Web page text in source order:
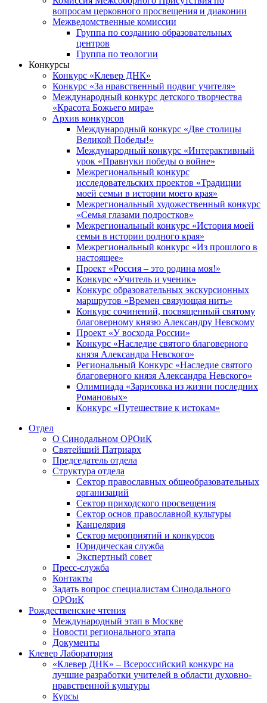
вопросам церковного просвещения и диаконии
Межведомственные комиссии
Группа по созданию образовательных
центров
Группа по теологии
Конкурсы
Конкурс «Клевер ДНК»
Конкурс «За нравственный подвиг учителя»
Международный конкурс детского творчества
«Красота Божьего мира»
Архив конкурсов
Международный конкурс «Две столицы
Великой Победы!»
Международный конкурс «Интерактивный
урок «Правнуки победы о войне»
Межрегиональный конкурс
исследовательских проектов «Традиции
моей семьи в истории моего края»
Межрегиональный художественный конкурс
«Семья глазами подростков»
Межрегиональный конкурс «История моей
семьи в истории родного края»
Межрегиональный конкурс «Из прошлого в
настоящее»
Проект «Россия – это родина моя!»
Конкурс «Учитель и ученик»
Конкурс образовательных экскурсионных
маршрутов «Времен связующая нить»
Конкурс сочинений, посвященный святому
благоверному князю Александру Невскому
Проект «У восхода России»
Конкурс «Наследие святого благоверного
князя Александра Невского»
Региональный Конкурс «Наследие святого
благоверного князя Александра Невского»
Олимпиада «Зарисовка из жизни последних
Романовых»
Конкурс «Путешествие к истокам»
Отдел
О Синодальном ОРОиК
Святейший Патриарх
Председатель отдела
Структура отдела
Сектор православных общеобразовательных
организаций
Сектор приходского просвещения
Сектор основ православной культуры
Канцелярия
Сектор мероприятий и конкурсов
Юридическая служба
Экспертный совет
Пресс-служба
Контакты
Задать вопрос специалистам Синодального
ОРОиК
Рождественские чтения
Международный этап в Москве
Новости регионального этапа
Документы
Клевер Лаборатория
«Клевер ДНК» – Всероссийский конкурс на
лучшие разработки учителей в области духовно-
нравственной культуры
Курсы